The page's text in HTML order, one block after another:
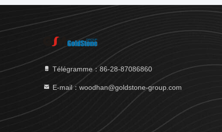
Télégramme：86-28-87086860
E-mail：woodhan@goldstone-group.com